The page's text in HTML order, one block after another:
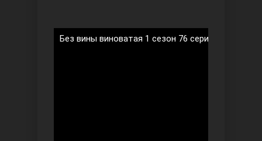
Без вины виноватая 1 сезон 76 серия на